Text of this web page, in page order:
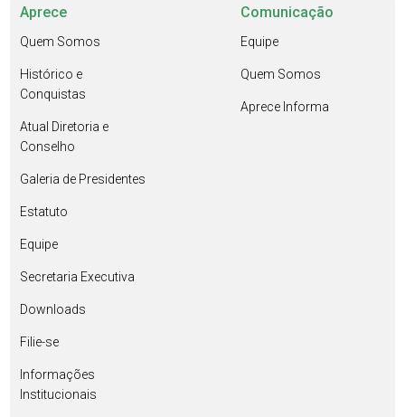
Aprece
Quem Somos
Histórico e
Conquistas
Atual Diretoria e
Conselho
Galeria de Presidentes
Estatuto
Equipe
Secretaria Executiva
Downloads
Filie-se
Informações
Institucionais
Comunicação
Equipe
Quem Somos
Aprece Informa